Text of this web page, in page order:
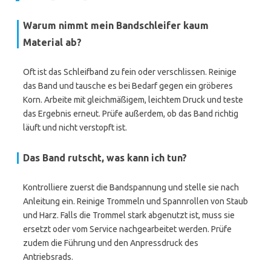
Warum nimmt mein Bandschleifer kaum
Material ab?
Oft ist das Schleifband zu fein oder verschlissen. Reinige
das Band und tausche es bei Bedarf gegen ein gröberes
Korn. Arbeite mit gleichmäßigem, leichtem Druck und teste
das Ergebnis erneut. Prüfe außerdem, ob das Band richtig
läuft und nicht verstopft ist.
Das Band rutscht, was kann ich tun?
Kontrolliere zuerst die Bandspannung und stelle sie nach
Anleitung ein. Reinige Trommeln und Spannrollen von Staub
und Harz. Falls die Trommel stark abgenutzt ist, muss sie
ersetzt oder vom Service nachgearbeitet werden. Prüfe
zudem die Führung und den Anpressdruck des
Antriebsrads.